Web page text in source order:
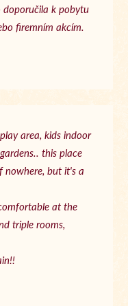
doporučila k pobytu
firemním akcím.
area, kids indoor
this place
nowhere, but it's a
at the
triple rooms,